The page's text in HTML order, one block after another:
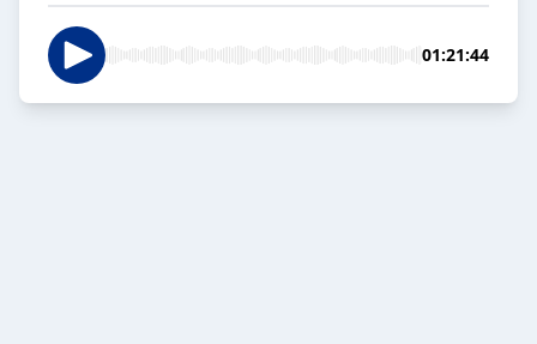
01:21:44